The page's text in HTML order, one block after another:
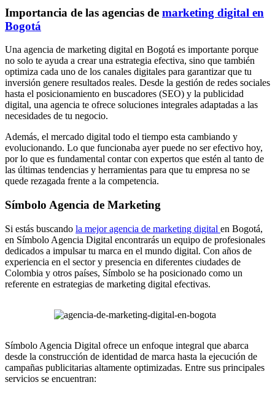
Importancia de las agencias de marketing digital en
Bogotá
Una agencia de marketing digital en Bogotá es importante porque
no solo te ayuda a crear una estrategia efectiva, sino que también
optimiza cada uno de los canales digitales para garantizar que tu
inversión genere resultados reales. Desde la gestión de redes sociales
hasta el posicionamiento en buscadores (SEO) y la publicidad
digital, una agencia te ofrece soluciones integrales adaptadas a las
necesidades de tu negocio.
Además, el mercado digital todo el tiempo esta cambiando y
evolucionando. Lo que funcionaba ayer puede no ser efectivo hoy,
por lo que es fundamental contar con expertos que estén al tanto de
las últimas tendencias y herramientas para que tu empresa no se
quede rezagada frente a la competencia.
Símbolo Agencia de Marketing
Si estás buscando la mejor agencia de marketing digital en Bogotá,
en Símbolo Agencia Digital encontrarás un equipo de profesionales
dedicados a impulsar tu marca en el mundo digital. Con años de
experiencia en el sector y presencia en diferentes ciudades de
Colombia y otros países, Símbolo se ha posicionado como un
referente en estrategias de marketing digital efectivas.
Símbolo Agencia Digital ofrece un enfoque integral que abarca
desde la construcción de identidad de marca hasta la ejecución de
campañas publicitarias altamente optimizadas. Entre sus principales
servicios se encuentran: